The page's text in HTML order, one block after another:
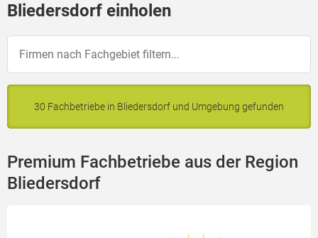
Bliedersdorf einholen
30 Fachbetriebe in Bliedersdorf und Umgebung gefunden
Premium Fachbetriebe aus der Region
Bliedersdorf